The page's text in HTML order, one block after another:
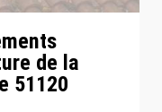
de la
51120